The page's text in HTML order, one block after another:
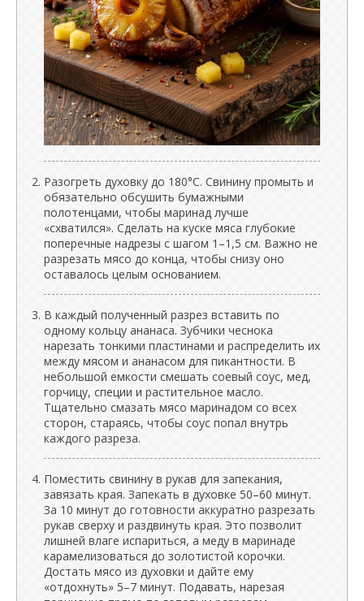
Разогреть духовку до 180°C. Свинину промыть и
обязательно обсушить бумажными
полотенцами, чтобы маринад лучше
«схватился». Сделать на куске мяса глубокие
поперечные надрезы с шагом 1–1,5 см. Важно не
разрезать мясо до конца, чтобы снизу оно
оставалось целым основанием.
В каждый полученный разрез вставить по
одному кольцу ананаса. Зубчики чеснока
нарезать тонкими пластинами и распределить их
между мясом и ананасом для пикантности. В
небольшой емкости смешать соевый соус, мед,
горчицу, специи и растительное масло.
Тщательно смазать мясо маринадом со всех
сторон, стараясь, чтобы соус попал внутрь
каждого разреза.
Поместить свинину в рукав для запекания,
завязать края. Запекать в духовке 50–60 минут.
За 10 минут до готовности аккуратно разрезать
рукав сверху и раздвинуть края. Это позволит
лишней влаге испариться, а меду в маринаде
карамелизоваться до золотистой корочки.
Достать мясо из духовки и дайте ему
«отдохнуть» 5–7 минут. Подавать, нарезая